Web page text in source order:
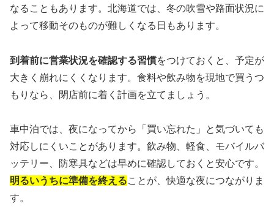
なることもあります。北海道では、冬の吹雪や路面状況に
よって移動そのものが難しくなる日もあります。
到着前に営業状況を確認する習慣をつけておくと、予定が
大きく崩れにくくなります。食料や飲み物を現地で買うつ
もりなら、閉店前に着く計画を立てましょう。
車中泊では、夜になってから「買い忘れた」と気づいても
対応しにくいことがあります。飲み物、軽食、モバイルバ
ッテリー、防寒具などは早めに確認しておくと安心です。
明るいうちに準備を終えることが、快適な夜につながりま
す。